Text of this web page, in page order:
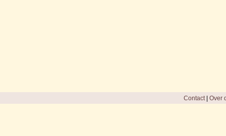
Contact| Over